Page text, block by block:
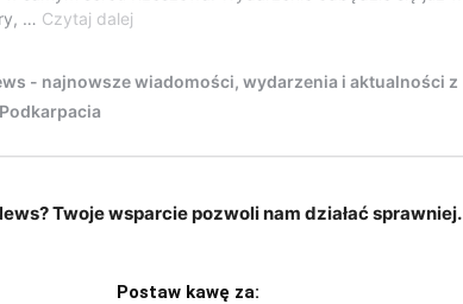
Twoje wsparcie pozwoli nam działać sprawniej.
Postaw kawę za: